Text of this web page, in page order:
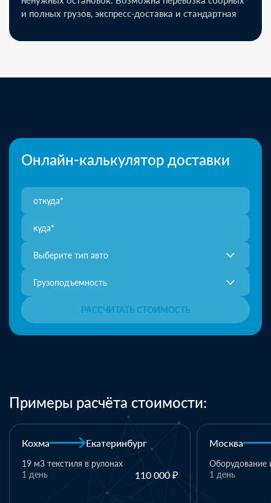
и полных грузов, экспресс-доставка и стандартная
Онлайн-калькулятор доставки
Выберите тип авто
Грузоподъемность
РАССЧИТАТЬ СТОИМОСТЬ
Примеры расчёта стоимости:
Москва Казань
Оборудование и комплектующие
110 000 ₽
1 день
Казань
1 паллет -